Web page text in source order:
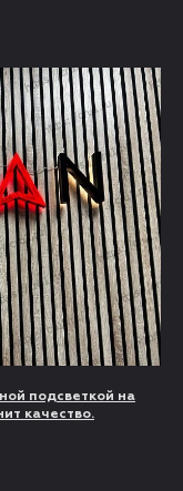
подсветкой на
качество.